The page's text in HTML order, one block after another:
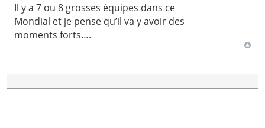
Il y a 7 ou 8 grosses équipes dans ce
Mondial et je pense qu’il va y avoir des
moments forts….